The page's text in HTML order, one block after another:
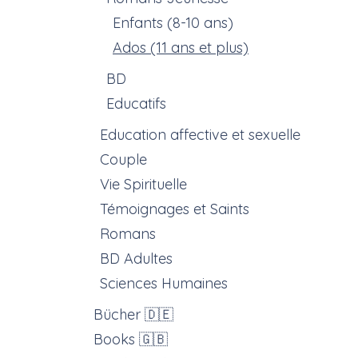
Enfants (8-10 ans)
Ados (11 ans et plus)
BD
Educatifs
Education affective et sexuelle
Couple
Vie Spirituelle
Témoignages et Saints
Romans
BD Adultes
Sciences Humaines
Bücher 🇩🇪
Books 🇬🇧